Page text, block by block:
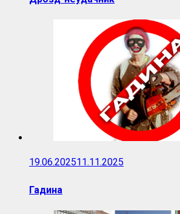
19.06.202511.11.2025
Гадина